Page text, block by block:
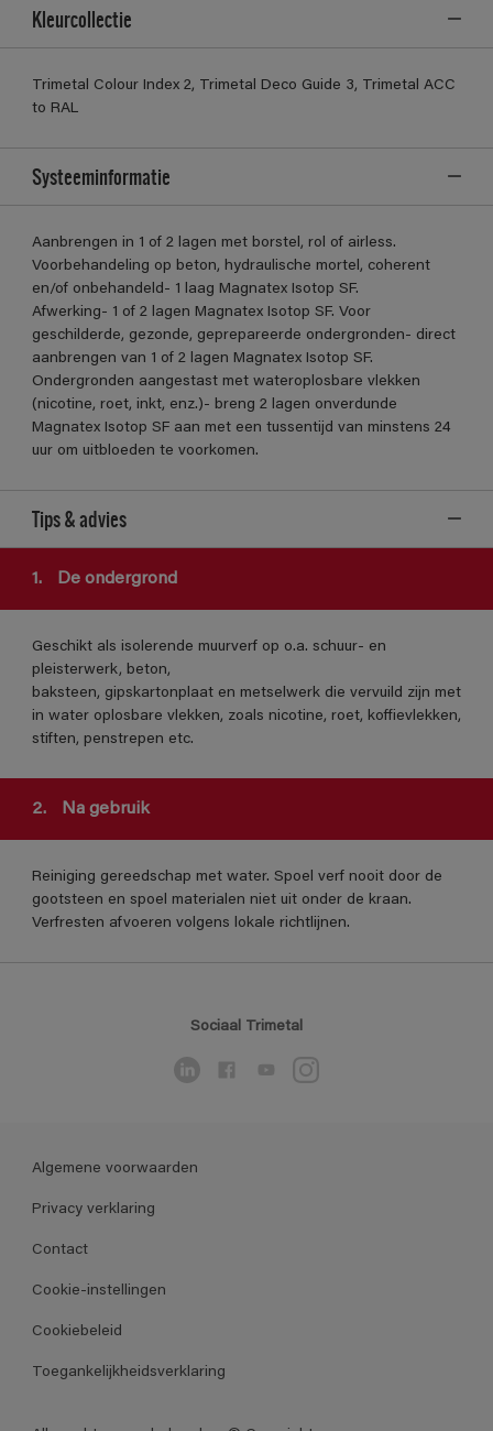
Kleurcollectie
Trimetal Colour Index 2, Trimetal Deco Guide 3, Trimetal ACC
to RAL
Systeeminformatie
Aanbrengen in 1 of 2 lagen met borstel, rol of airless.
Voorbehandeling op beton, hydraulische mortel, coherent
en/of onbehandeld- 1 laag Magnatex Isotop SF.
Afwerking- 1 of 2 lagen Magnatex Isotop SF. Voor
geschilderde, gezonde, geprepareerde ondergronden- direct
aanbrengen van 1 of 2 lagen Magnatex Isotop SF.
Ondergronden aangestast met wateroplosbare vlekken
(nicotine, roet, inkt, enz.)- breng 2 lagen onverdunde
Magnatex Isotop SF aan met een tussentijd van minstens 24
uur om uitbloeden te voorkomen.
Tips & advies
1. De ondergrond
Geschikt als isolerende muurverf op o.a. schuur- en
pleisterwerk, beton,
baksteen, gipskartonplaat en metselwerk die vervuild zijn met
in water oplosbare vlekken, zoals nicotine, roet, koffievlekken,
stiften, penstrepen etc.
2. Na gebruik
Reiniging gereedschap met water. Spoel verf nooit door de
gootsteen en spoel materialen niet uit onder de kraan.
Verfresten afvoeren volgens lokale richtlijnen.
Sociaal Trimetal
Algemene voorwaarden
Privacy verklaring
Contact
Cookie-instellingen
Cookiebeleid
Toegankelijkheidsverklaring